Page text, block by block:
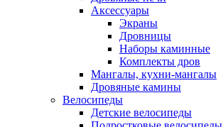
Аксессуары
Экраны
Дровницы
Наборы каминные
Комплекты дров
Мангалы, кухни-мангалы
Дровяные камины
Велосипеды
Детские велосипеды